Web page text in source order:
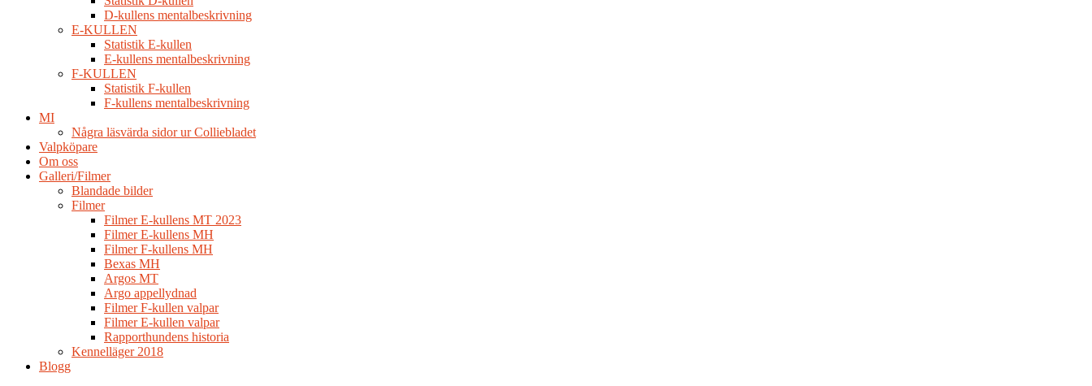
D-kullens mentalbeskrivning
E-KULLEN
Statistik E-kullen
E-kullens mentalbeskrivning
F-KULLEN
Statistik F-kullen
F-kullens mentalbeskrivning
MI
Några läsvärda sidor ur Colliebladet
Valpköpare
Om oss
Galleri/Filmer
Blandade bilder
Filmer
Filmer E-kullens MT 2023
Filmer E-kullens MH
Filmer F-kullens MH
Bexas MH
Argos MT
Argo appellydnad
Filmer F-kullen valpar
Filmer E-kullen valpar
Rapporthundens historia
Kennelläger 2018
Blogg